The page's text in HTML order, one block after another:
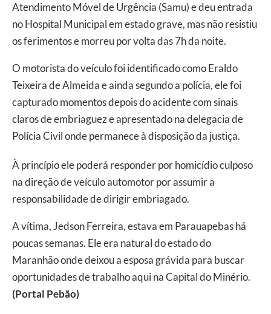
Atendimento Móvel de Urgência (Samu) e deu entrada
no Hospital Municipal em estado grave, mas não resistiu
os ferimentos e morreu por volta das 7h da noite.
O motorista do veículo foi identificado como Eraldo
Teixeira de Almeida e ainda segundo a polícia, ele foi
capturado momentos depois do acidente com sinais
claros de embriaguez e apresentado na delegacia de
Polícia Civil onde permanece à disposição da justiça.
À princípio ele poderá responder por homicídio culposo
na direção de veículo automotor por assumir a
responsabilidade de dirigir embriagado.
A vítima, Jedson Ferreira, estava em Parauapebas há
poucas semanas. Ele era natural do estado do
Maranhão onde deixou a esposa grávida para buscar
oportunidades de trabalho aqui na Capital do Minério.
(Portal Pebão)